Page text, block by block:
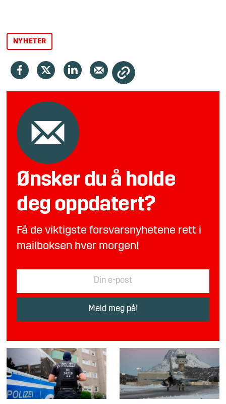
NYHETER
Ønsker du å holde
deg oppdatert?
Få de viktigste forsvarsnyhetene rett i
mailboksen hver morgen!